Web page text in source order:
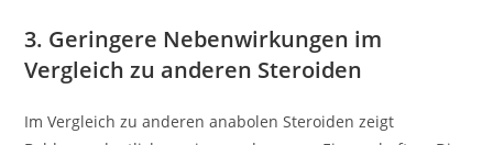
3. Geringere Nebenwirkungen im
Vergleich zu anderen Steroiden
Im Vergleich zu anderen anabolen Steroiden zeigt